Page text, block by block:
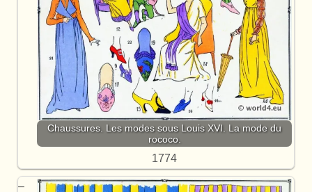
Chaussures. Les modes sous Louis XVI. La mode du
rococo.
1774